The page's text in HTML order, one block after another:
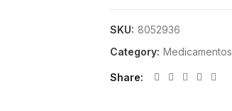
SKU: 8052936
Category: Medicamentos
Share